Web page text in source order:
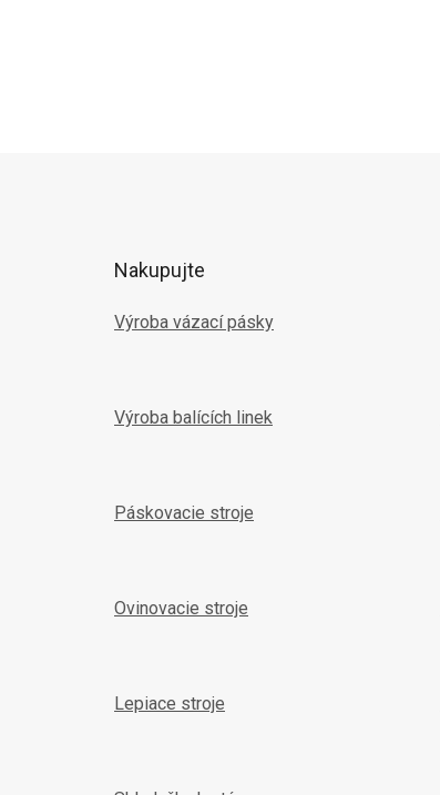
Nakupujte
Výroba vázací pásky
Výroba balících linek
Páskovacie stroje
Ovinovacie stroje
Lepiace stroje